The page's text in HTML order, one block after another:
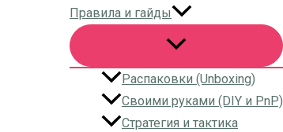
Правила и гайды
Распаковки (Unboxing)
Своими руками (DIY и PnP)
Стратегия и тактика